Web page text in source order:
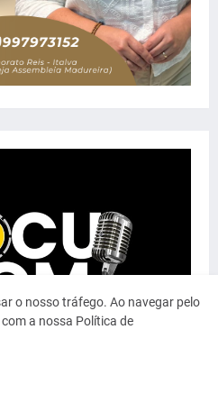
o nosso tráfego. Ao navegar pelo
a nossa Política de